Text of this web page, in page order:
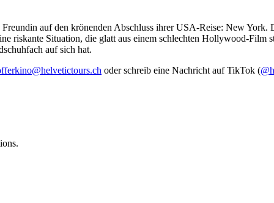
auf den krönenden Abschluss ihrer USA-Reise: New
riskante Situation, die glatt aus einem schlechten Hollywood-
auf sich hat.
oder schreib eine Nachricht auf TikTok (